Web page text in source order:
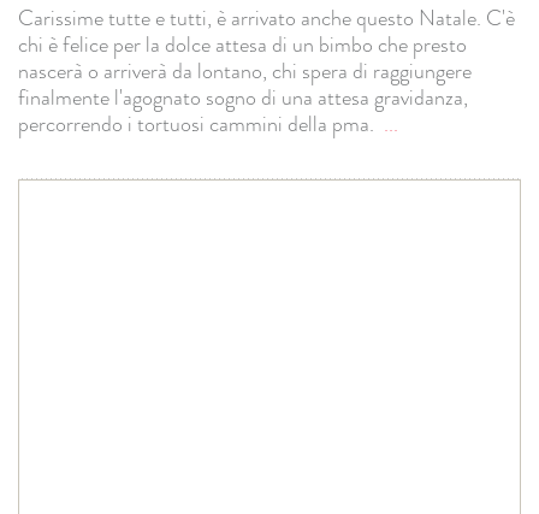
Carissime tutte e tutti, è arrivato anche questo Natale. C'è
chi è felice per la dolce attesa di un bimbo che presto
nascerà o arriverà da lontano, chi spera di raggiungere
finalmente l'agognato sogno di una attesa gravidanza,
percorrendo i tortuosi cammini della pma. ...